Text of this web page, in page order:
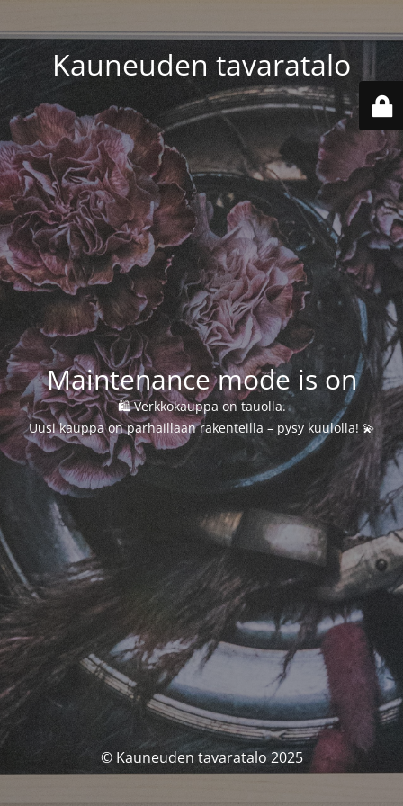
Kauneuden tavaratalo
Maintenance mode is on
🛍️ Verkkokauppa on tauolla.
Uusi kauppa on parhaillaan rakenteilla – pysy kuulolla! 💫
© Kauneuden tavaratalo 2025